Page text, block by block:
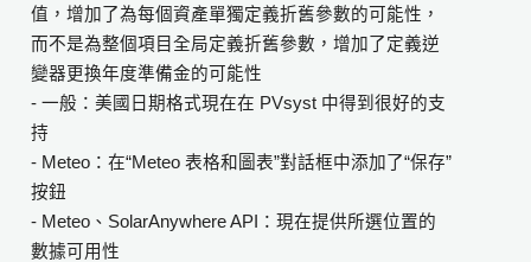
值，增加了為每個資產單獨定義折舊參數的可能性，
而不是為整個項目全局定義折舊參數，增加了定義逆
變器更換年度準備金的可能性
- 一般：美國日期格式現在在 PVsyst 中得到很好的支
持
- Meteo：在“Meteo 表格和圖表”對話框中添加了“保存”
按鈕
- Meteo、SolarAnywhere API：現在提供所選位置的
數據可用性